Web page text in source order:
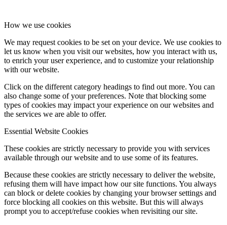
How we use cookies
We may request cookies to be set on your device. We use cookies to
let us know when you visit our websites, how you interact with us,
to enrich your user experience, and to customize your relationship
with our website.
Click on the different category headings to find out more. You can
also change some of your preferences. Note that blocking some
types of cookies may impact your experience on our websites and
the services we are able to offer.
Essential Website Cookies
These cookies are strictly necessary to provide you with services
available through our website and to use some of its features.
Because these cookies are strictly necessary to deliver the website,
refusing them will have impact how our site functions. You always
can block or delete cookies by changing your browser settings and
force blocking all cookies on this website. But this will always
prompt you to accept/refuse cookies when revisiting our site.